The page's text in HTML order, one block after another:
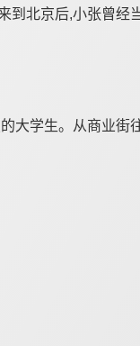
到北京后,小张曾
大学生。从商业